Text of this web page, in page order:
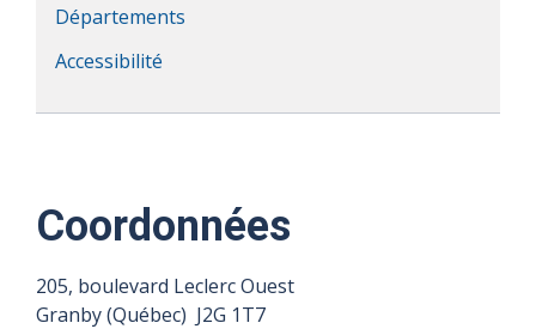
Départements
Accessibilité
Coordonnées
205, boulevard Leclerc Ouest
Granby (Québec) J2G 1T7